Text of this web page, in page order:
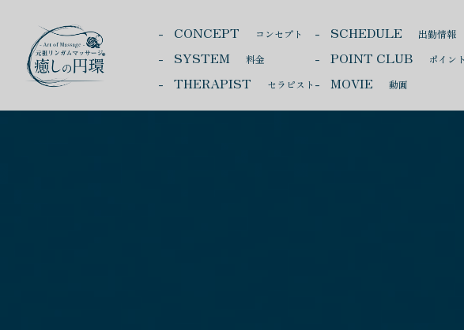
CONCEPT コンセプト
SYSTEM 料金
THERAPIST セラピスト
SCHEDULE 出勤情報
POINT CLUB ポイン
MOVIE 動画